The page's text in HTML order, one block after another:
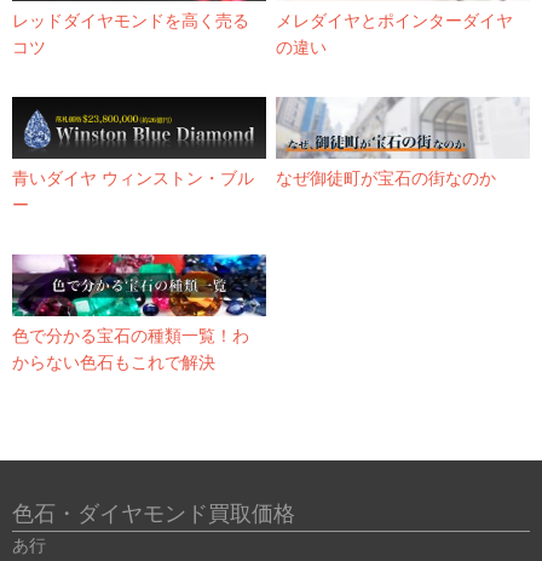
レッドダイヤモンドを高く売る
コツ
メレダイヤとポインターダイヤ
の違い
青いダイヤ ウィンストン・ブル
ー
なぜ御徒町が宝石の街なのか
色で分かる宝石の種類一覧！わ
からない色石もこれで解決
色石・ダイヤモンド買取価格
あ行